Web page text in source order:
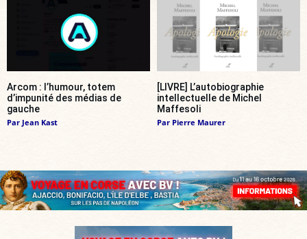
Arcom : l’humour, totem
d’impunité des médias de
gauche
Par Jean Kast
[LIVRE] L’autobiographie
intellectuelle de Michel
Maffesoli
Par Pierre Maurer